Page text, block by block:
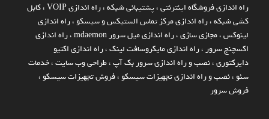
راه اندازي فروشگاه اينترنتي،پشتیبانی شبکه،راه اندازی VOIP ،کابل
کشی شبکه،راه اندازی مرکز تماس الستیکس و سیسکو ،راه اندازی
لینوکس،مجازی سازی،راه اندازی میل سرور mdaemon ،راه اندازی
اکسچنج سرور ،راه اندازی مایکروسافت لینک،راه اندازی اکتیو
دایرکتوری،نصب و راه اندازی سرور بک آپ،طراحی وب سایت،خدمات
سئو ،نصب و راه اندازی تجهیزات سیسکو ،فروش تجهیزات سیسکو ،
فروش سرور